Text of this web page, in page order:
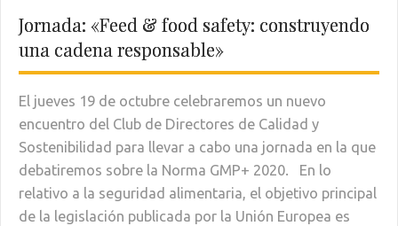
Jornada: «Feed & food safety: construyendo
una cadena responsable»
El jueves 19 de octubre celebraremos un nuevo
encuentro del Club de Directores de Calidad y
Sostenibilidad para llevar a cabo una jornada en la que
debatiremos sobre la Norma GMP+ 2020. En lo
relativo a la seguridad alimentaria, el objetivo principal
de la legislación publicada por la Unión Europea es